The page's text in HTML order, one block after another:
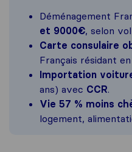
Déménagement
et 9000€, selon
Carte consulaire
Français résidant
Importation
ans) avec CCR.
Vie 57 % moins
logement,